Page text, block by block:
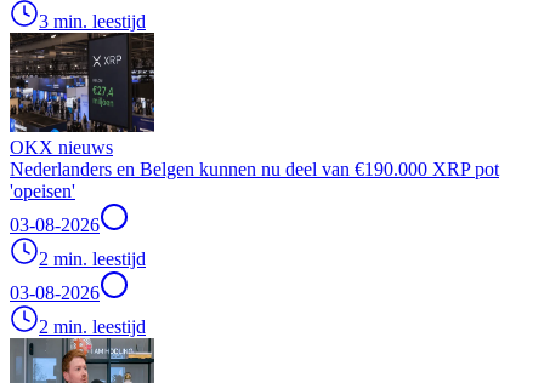
3 min. leestijd
OKX nieuws
Nederlanders en Belgen kunnen nu deel van €190.000 XRP pot
'opeisen'
03-08-2026
2 min. leestijd
03-08-2026
2 min. leestijd